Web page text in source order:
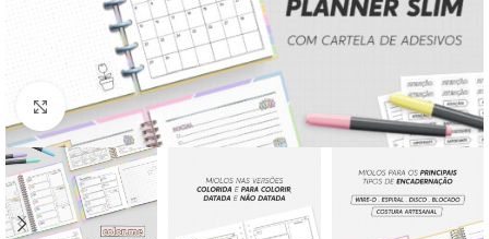
Click to enlarge